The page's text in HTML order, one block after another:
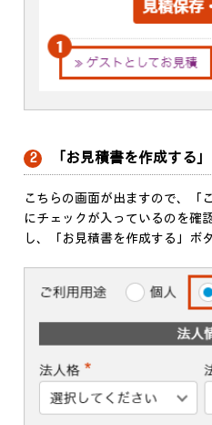
2 「お見積書を作成する
こちらの画面が出ますので、「
にチェックが入っているのを確
し、「お見積書を作成する」ボ